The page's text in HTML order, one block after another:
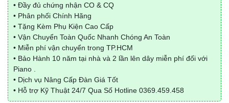
• Đầy đủ chứng nhận CO & CQ
• Phân phối Chính Hãng
• Tặng Kèm Phụ Kiện Cao Cấp
• Vận Chuyển Toàn Quốc Nhanh Chóng An Toàn
• Miễn phí vận chuyển trong TP.HCM
• Bảo Hành 10 năm tại nhà và 2 lần lên dây miễn phí đối với
Piano .
• Dịch vụ Nâng Cấp Đàn Giá Tốt
• Hỗ trợ Kỹ Thuật 24/7 Qua Số Hotline 0369.459.458